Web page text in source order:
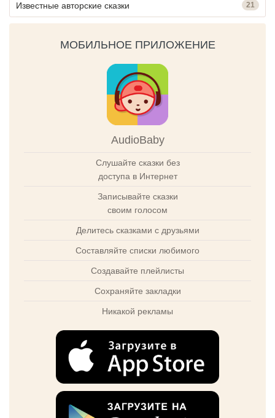
Известные авторские сказки 21
МОБИЛЬНОЕ ПРИЛОЖЕНИЕ
AudioBaby
Слушайте сказки без
доступа в Интернет
Записывайте сказки
своим голосом
Делитесь сказками с друзьями
Составляйте списки любимого
Создавайте плейлисты
Сохраняйте закладки
Никакой рекламы